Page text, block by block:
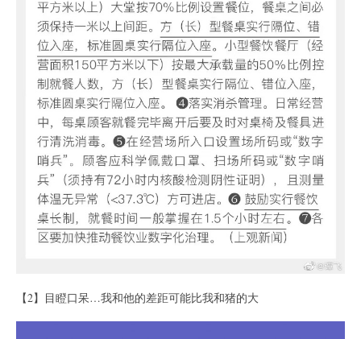
【2】目瞪口呆…我和他的差距可能比我和猪的大